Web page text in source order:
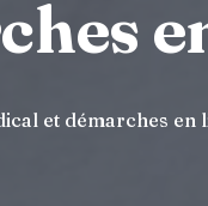
et démarches en